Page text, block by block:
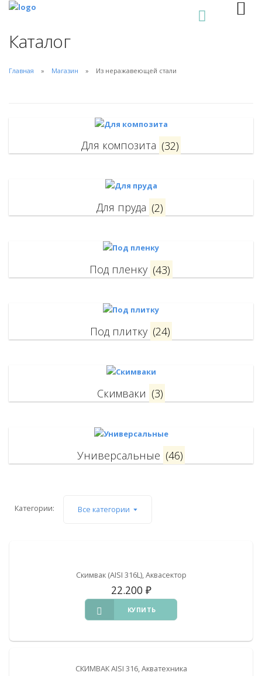
Каталог
Главная Магазин Из неражавеющей стали
Для композита (32)
Для пруда (2)
Под пленку (43)
Под плитку (24)
Скимваки (3)
Универсальные (46)
Категории: Все категории
Скимвак (AISI 316L), Аквасектор
22.200 ₽
КУПИТЬ
СКИМВАК AISI 316, Акватехника